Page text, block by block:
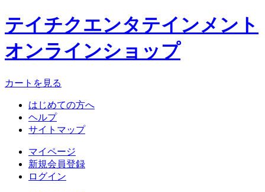
テイチクエンタテインメント
オンラインショップ
カートを見る
はじめての方へ
ヘルプ
サイトマップ
マイページ
新規会員登録
ログイン